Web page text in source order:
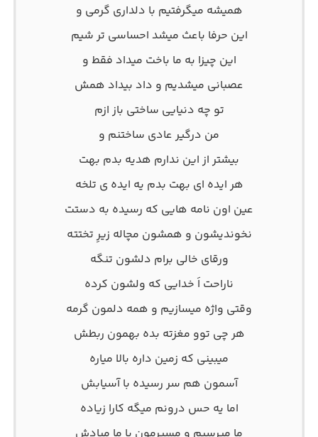
همیشه میگرفتیم با دلداری گرمی و
این حرفا باعث میشد احساسی تر شیم
این چیزا به ما باخت میداد فقط و
عصبانی میشدیم و داد بیداد همش
تو چه دنیایی ساختی باز ازم
من درگیر عادی ساختنم و
بیشتر از این ندارم هدیه بدم بهت
هر ایده ای بهت بدم یه ایده ی تلخه
عین اون نامه هایی که رسیده به دستت
نخوندیشون و همشون مچاله زیرِ تختته
ورقای خالی برام دلشون تنگه
ناراحت اَ خدایی که ولشون کرده
وقتی واژه میسازیم و همه دلمون گرمه
هر چی توو مغزته بده بهمون ربطش
میبینی که زمین داره بالا میاره
آسمون هم سر رسیده با آسیابش
اما یه حس درونم میگه کارا زیاده